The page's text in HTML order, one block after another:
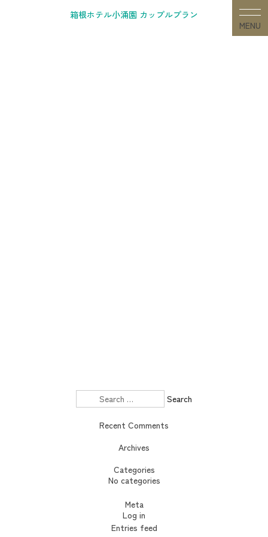
to
MENU
箱根ホテル小涌園 カップルプラン
Search
for:
Recent Comments
Archives
Categories
No categories
Meta
Log in
Entries feed